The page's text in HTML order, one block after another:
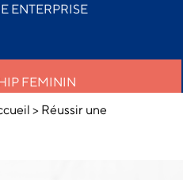
ENTERPRISE
FEMININ
> Réussir une